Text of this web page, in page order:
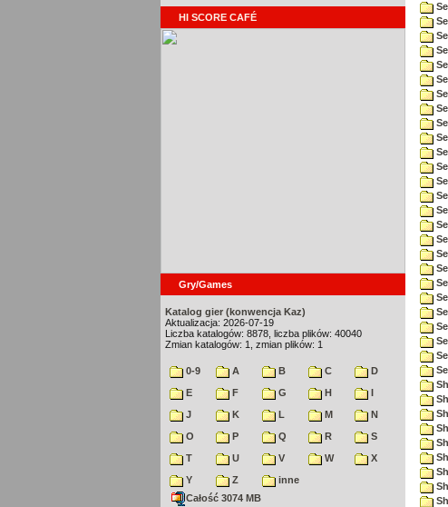
HI SCORE CAFÉ
Gry/Games
Katalog gier (konwencja Kaz)
Aktualizacja: 2026-07-19
Liczba katalogów: 8878, liczba plików: 40040
Zmian katalogów: 1, zmian plików: 1
0-9 A B C
D
E
F G H
I
J
K L M
N
O
P Q R
S
T
U V W
X
Y
Z
inne
Całość 3074 MB